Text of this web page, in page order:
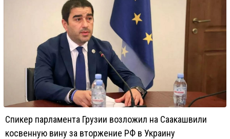
Спикер парламента Грузии возложил на Саакашвили
косвенную вину за вторжение РФ в Украину